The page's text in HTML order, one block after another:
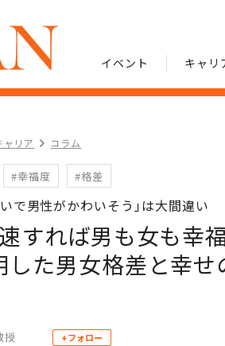
イベント キャリ
ャリア コラム
#幸福度 #格差
で男性がかわいそう｣は大間違い
すれば男も女も幸
した男女格差と幸
授 +フォロー